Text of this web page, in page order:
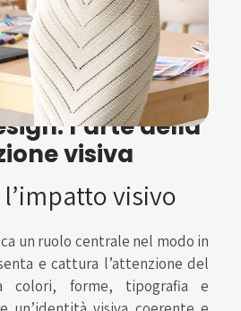
l’arte della
visiva
visivo
un ruolo centrale nel modo in
e cattura l’attenzione del
colori, forme, tipografia e